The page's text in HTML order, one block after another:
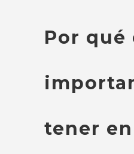
Por qué
tener